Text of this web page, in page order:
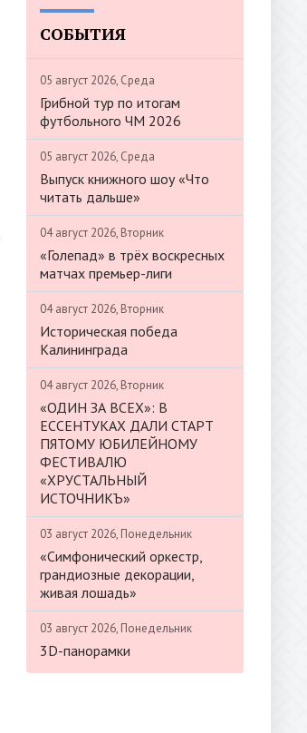
СОБЫТИЯ
05 август 2026, Среда
Грибной тур по итогам
футбольного ЧМ 2026
05 август 2026, Среда
Выпуск книжного шоу «Что
читать дальше»
04 август 2026, Вторник
«Голепад» в трёх воскресных
матчах премьер-лиги
04 август 2026, Вторник
Историческая победа
Калининграда
04 август 2026, Вторник
«ОДИН ЗА ВСЕХ»: В
ЕССЕНТУКАХ ДАЛИ СТАРТ
ПЯТОМУ ЮБИЛЕЙНОМУ
ФЕСТИВАЛЮ
«ХРУСТАЛЬНЫЙ
ИСТОЧНИКЪ»
03 август 2026, Понедельник
«Симфонический оркестр,
грандиозные декорации,
живая лошадь»
03 август 2026, Понедельник
3D-панорамки